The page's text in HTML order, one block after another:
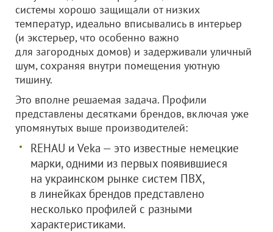
системы хорошо защищали от низких
температур, идеально вписывались в интерьер
(и экстерьер, что особенно важно
для загородных домов) и задерживали уличный
шум, сохраняя внутри помещения уютную
тишину.
Это вполне решаемая задача. Профили
представлены десятками брендов, включая уже
упомянутых выше производителей:
REHAU и Veka — это известные немецкие
марки, одними из первых появившиеся
на украинском рынке систем ПВХ,
в линейках брендов представлено
несколько профилей с разными
характеристиками.